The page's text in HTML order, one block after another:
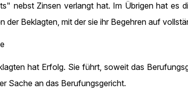
nebst Zinsen verlangt hat. Im Übrigen hat es
der Beklagten, mit der sie ihr Begehren auf
hat Erfolg. Sie führt, soweit das
Sache an das Berufungsgericht.